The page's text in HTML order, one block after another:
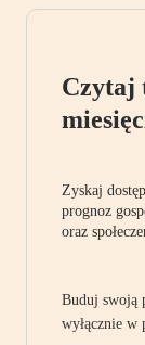
Czytaj
Zyskaj
prognoz
oraz
Buduj swoją
wyłącznie w